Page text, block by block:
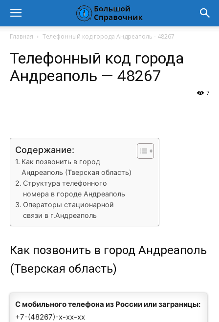
Главная Телефонный код города Андреаполь - 48267
Телефонный код города
Андреаполь — 48267
7
Содержание:
Как позвонить в город
Андреаполь (Тверская область)
Структура телефонного
номера в городе Андреаполь
Операторы стационарной
связи в г.Андреаполь
Как позвонить в город Андреаполь
(Тверская область)
С мобильного телефона из России или заграницы:
+7-(48267)-x-xx-xx